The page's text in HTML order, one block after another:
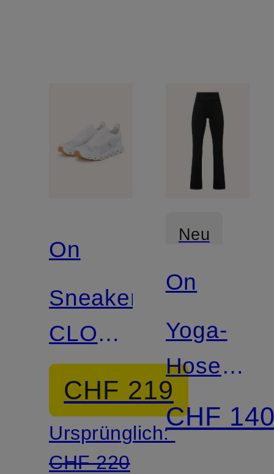
On
Sneaker
CLOUD
6
VERSA
CHF 219
Ursprünglich:
CHF 220
Neu
On
Yoga-
Hose
STUDIO
CHF